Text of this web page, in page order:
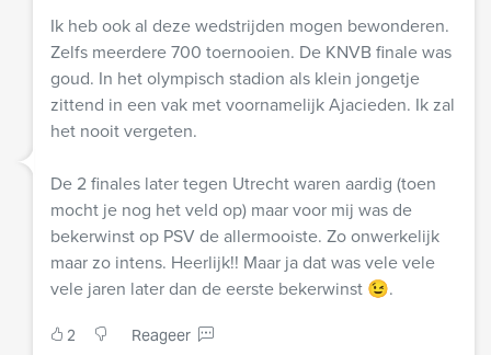
Ik heb ook al deze wedstrijden mogen bewonderen.
Zelfs meerdere 700 toernooien. De KNVB finale was
goud. In het olympisch stadion als klein jongetje
zittend in een vak met voornamelijk Ajacieden. Ik zal
het nooit vergeten.
De 2 finales later tegen Utrecht waren aardig (toen
mocht je nog het veld op) maar voor mij was de
bekerwinst op PSV de allermooiste. Zo onwerkelijk
maar zo intens. Heerlijk!! Maar ja dat was vele vele
vele jaren later dan de eerste bekerwinst 😉.
2 Reageer